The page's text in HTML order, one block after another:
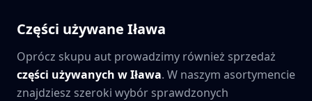
Części używane Iława
Oprócz skupu aut prowadzimy również sprzedaż
części używanych wIława. W naszym asortymencie
znajdziesz szeroki wybór sprawdzonych